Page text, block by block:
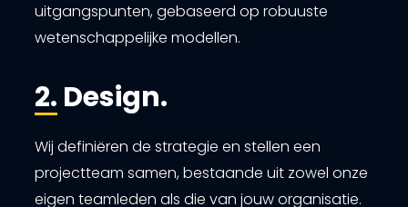
uitgangspunten, gebaseerd op robuuste
wetenschappelijke modellen.
2. Design.
Wij definiëren de strategie en stellen een
projectteam samen, bestaande uit zowel onze
eigen teamleden als die van jouw organisatie.